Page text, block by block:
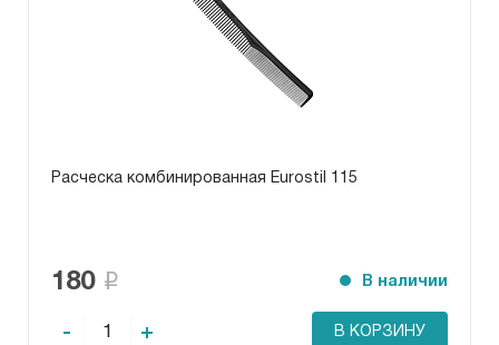
Расческа комбинированная Eurostil 115
180 В наличии
- + В КОРЗИНУ